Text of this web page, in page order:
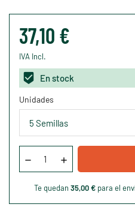
37,10 €
IVA Incl.
En stock
Unidades
Te quedan 35,00 € para el